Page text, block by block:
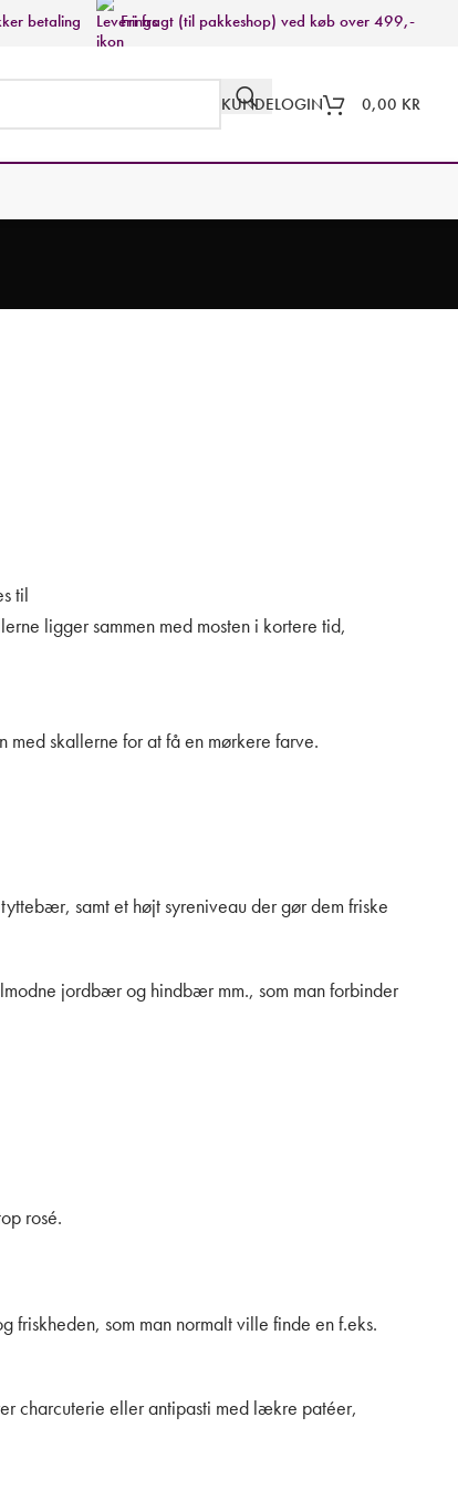
betaling Fri fragt (til pakkeshop) ved køb over 499,-
KUNDELOGIN 0,00 KR
til
ligger sammen med mosten i kortere tid,
skallerne for at få en mørkere farve.
samt et højt syreniveau der gør dem friske
jordbær og hindbær mm., som man forbinder
rosé.
friskheden, som man normalt ville finde en f.eks.
charcuterie eller antipasti med lækre patéer,